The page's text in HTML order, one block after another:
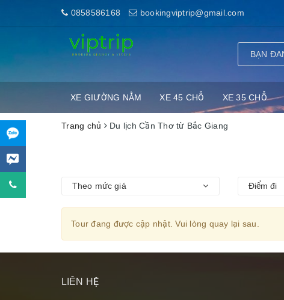
0858586168 bookingviptrip@gmail.com
XE GIƯỜNG NẰM XE 45 CHỖ XE 35 CHỖ
Trang chủ Du lịch Cần Thơ từ Bắc Giang
Theo mức giá Điểm đi
Tour đang được cập nhật. Vui lòng quay lại sau.
LIÊN HỆ